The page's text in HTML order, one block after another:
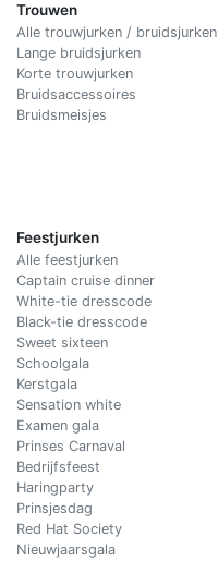
Trouwen
Alle trouwjurken / bruidsjurken
Lange bruidsjurken
Korte trouwjurken
Bruidsaccessoires
Bruidsmeisjes
Feestjurken
Alle feestjurken
Captain cruise dinner
White-tie dresscode
Black-tie dresscode
Sweet sixteen
Schoolgala
Kerstgala
Sensation white
Examen gala
Prinses Carnaval
Bedrijfsfeest
Haringparty
Prinsjesdag
Red Hat Society
Nieuwjaarsgala